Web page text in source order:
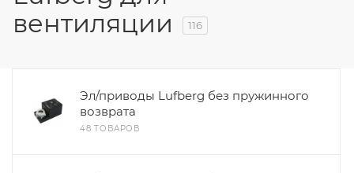
вентиляции
116
Эл/приводы Lufberg без пружинного
возврата
48 ТОВАРОВ